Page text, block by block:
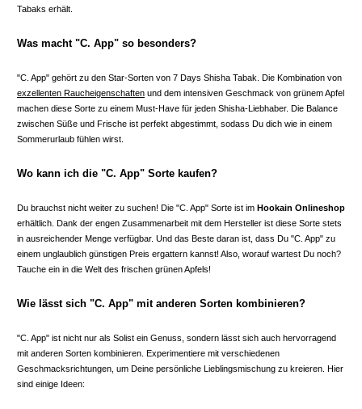
Tabaks erhält.
Was macht "C. App" so besonders?
"C. App" gehört zu den Star-Sorten von 7 Days Shisha Tabak. Die Kombination von
exzellenten Raucheigenschaften und dem intensiven Geschmack von grünem Apfel
machen diese Sorte zu einem Must-Have für jeden Shisha-Liebhaber. Die Balance
zwischen Süße und Frische ist perfekt abgestimmt, sodass Du dich wie in einem
Sommerurlaub fühlen wirst.
Wo kann ich die "C. App" Sorte kaufen?
Du brauchst nicht weiter zu suchen! Die "C. App" Sorte ist im Hookain Onlineshop
erhältlich. Dank der engen Zusammenarbeit mit dem Hersteller ist diese Sorte stets
in ausreichender Menge verfügbar. Und das Beste daran ist, dass Du "C. App" zu
einem unglaublich günstigen Preis ergattern kannst! Also, worauf wartest Du noch?
Tauche ein in die Welt des frischen grünen Apfels!
Wie lässt sich "C. App" mit anderen Sorten kombinieren?
"C. App" ist nicht nur als Solist ein Genuss, sondern lässt sich auch hervorragend
mit anderen Sorten kombinieren. Experimentiere mit verschiedenen
Geschmacksrichtungen, um Deine persönliche Lieblingsmischung zu kreieren. Hier
sind einige Ideen: